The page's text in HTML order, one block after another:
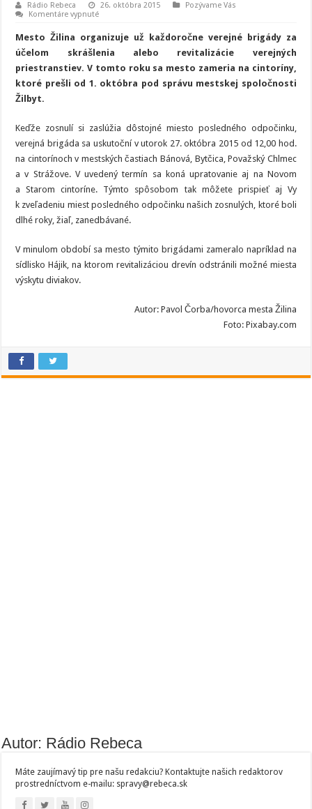
Rádio Rebeca 26. októbra 2015
Pozývame Vás
Komentáre vypnuténa
brigáda
na
žilinských
Mesto Žilina organizuje už každoročne verejné brigády za
účelom skrášlenia alebo revitalizácie verejných
priestranstiev. V tomto roku sa mesto zameria na cintoríny,
ktoré prešli od 1. októbra pod správu mestskej spoločnosti
Žilbyt.
Keďže zosnulí si zaslúžia dôstojné miesto posledného odpočinku,
verejná brigáda sa uskutoční v utorok 27. októbra 2015 od 12,00 hod.
na cintorínoch v mestských častiach Bánová, Bytčica, Považský Chlmec
a v Strážove. V uvedený termín sa koná upratovanie aj na Novom
a Starom cintoríne. Týmto spôsobom tak môžete prispieť aj Vy
k zveľadeniu miest posledného odpočinku našich zosnulých, ktoré boli
dlhé roky, žiaľ, zanedbávané.
V minulom období sa mesto týmito brigádami zameralo napríklad na
sídlisko Hájik, na ktorom revitalizáciou drevín odstránili možné miesta
výskytu diviakov.
Autor: Pavol Čorba/hovorca mesta Žilina
Foto: Pixabay.com
Autor: Rádio Rebeca
Máte zaujímavý tip pre našu redakciu? Kontaktujte našich redaktorov
prostredníctvom e-mailu: spravy@rebeca.sk